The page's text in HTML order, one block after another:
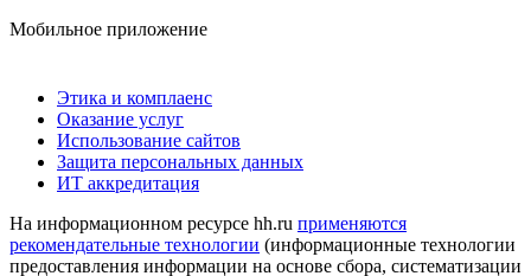
Мобильное приложение
Этика и комплаенс
Оказание услуг
Использование сайтов
Защита персональных данных
ИТ аккредитация
На информационном ресурсе hh.ru применяются
рекомендательные технологии (информационные технологии
предоставления информации на основе сбора, систематизации